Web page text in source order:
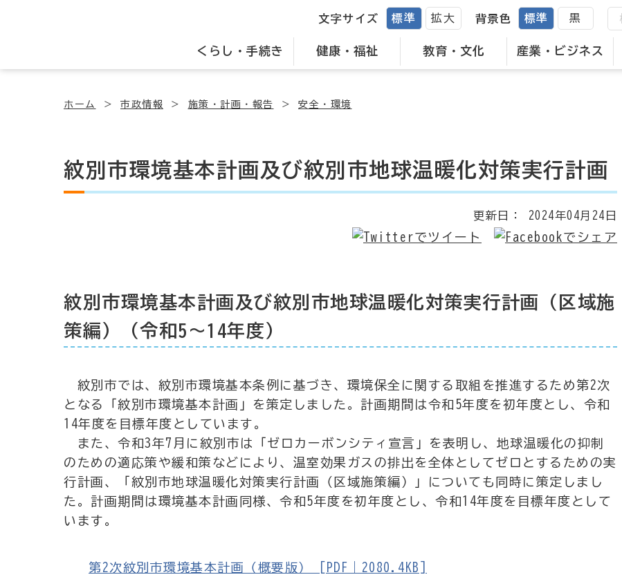
くらし・手続き 健康・福祉 教育・文化 産業・ビジネス
文字サイズ 標準 拡大 背景色 標準 黒
ホーム 市政情報 施策・計画・報告 安全・環境
紋別市環境基本計画及び紋別市地球温暖化対策実行計画
更新日： 2024年04月24日
紋別市環境基本計画及び紋別市地球温暖化対策実行計画（区域施
策編）（令和5～14年度）
紋別市では、紋別市環境基本条例に基づき、環境保全に関する取組を推進するため第2次
となる「紋別市環境基本計画」を策定しました。計画期間は令和5年度を初年度とし、令和
14年度を目標年度としています。
また、令和3年7月に紋別市は「ゼロカーボンシティ宣言」を表明し、地球温暖化の抑制
のための適応策や緩和策などにより、温室効果ガスの排出を全体としてゼロとするための実
行計画、「紋別市地球温暖化対策実行計画（区域施策編）」についても同時に策定しまし
た。計画期間は環境基本計画同様、令和5年度を初年度とし、令和14年度を目標年度として
います。
第2次紋別市環境基本計画（概要版） [PDF｜2080.4KB]